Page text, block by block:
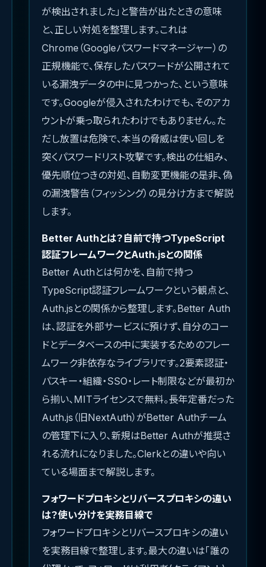
が検出されました」と警告が出たときの意味
と、正しい対処を整理します。これは
Chrome（Googleパスワードマネージャー）の
正規機能で、保存したパスワードが公開されて
いる漏洩データの中に見つかった、という意味
です。Googleが侵入されたわけでも、そのアカ
ウントが乗っ取られたわけでもありません。た
だし放置は危険で、本当の脅威は使い回しを
突くパスワードリスト攻撃です。検出の仕組み、
優先順位つきの対処、自動変更機能の是非、偽
の漏洩警告（フィッシング）の見分け方まで解説
します。
Better Authとは？自前で持つTypeScript
認証フレームワークとAuth.jsとの関係
Better Authとは何かを、自前で持つ
TypeScript認証フレームワークという観点と、
Auth.jsとの関係から整理します。Better Auth
は、認証を外部サービスに預けず、自分のコー
ドとデータベースの中に実装するためのフレー
ムワーク非依存なライブラリです。2要素認証・
パスキー・組織・SSO・レート制限などが最初か
ら揃い、MITライセンスで無料。長年定番だった
Auth.js（旧NextAuth）がBetter Authチーム
の管理下に入り、新規はBetter Authが推奨さ
れる流れになりました。Clerkとの違いや向い
ている場面まで解説します。
フォワードプロキシとリバースプロキシの違い
は？使い分けを実務目線で
フォワードプロキシとリバースプロキシの違い
を実務目線で整理します。最大の違いは「誰の